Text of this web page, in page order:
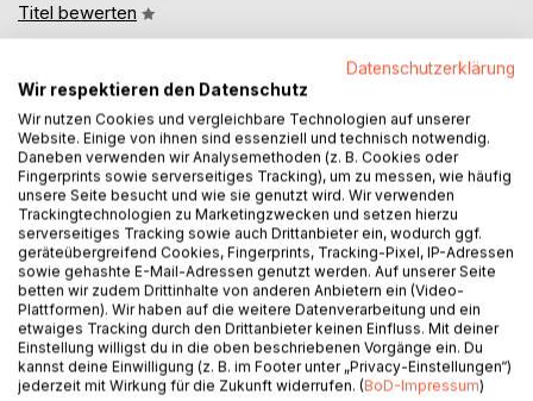
Titel bewerten
BESCHREIBUNG
Am 23. Juni 2022 präsentierte der Autor eine
Zusammenfassung seiner sich über Jahrzehnte
erstreckenden, mit der sog. "Konstitutionsfrage"
verbundenen Darstellung des in den Statuten Rudolf
Steiners liegenden gegenströmigen Prozesses, den 1979
erstmalig Herbert Witzenmann dargestellt hat (siehe
Datenschutzerklärung
Wir respektieren den Datenschutz
Wir nutzen Cookies und vergleichbare Technologien auf unserer
Website. Einige von ihnen sind essenziell und technisch notwendig.
Daneben verwenden wir Analysemethoden (z. B. Cookies oder
Fingerprints sowie serverseitiges Tracking), um zu messen, wie häufig
unsere Seite besucht und wie sie genutzt wird. Wir verwenden
Trackingtechnologien zu Marketingzwecken und setzen hierzu
serverseitiges Tracking sowie auch Drittanbieter ein, wodurch ggf.
geräteübergreifend Cookies, Fingerprints, Tracking-Pixel, IP-Adressen
sowie gehashte E-Mail-Adressen genutzt werden. Auf unserer Seite
betten wir zudem Drittinhalte von anderen Anbietern ein (Video-
Plattformen). Wir haben auf die weitere Datenverarbeitung und ein
etwaiges Tracking durch den Drittanbieter keinen Einfluss. Mit deiner
Einstellung willigst du in die oben beschriebenen Vorgänge ein. Du
kannst deine Einwilligung (z. B. im Footer unter „Privacy-Einstellungen“)
jederzeit mit Wirkung für die Zukunft widerrufen. (BoD-Impressum)